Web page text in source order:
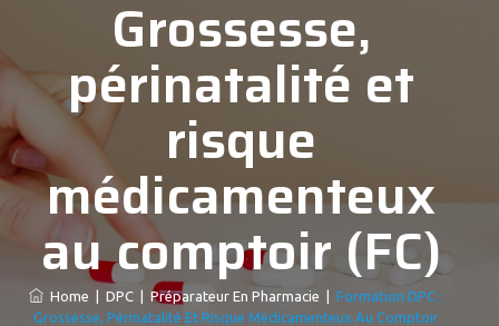
Grossesse,
périnatalité et
risque
médicamenteux
au comptoir (FC)
Home DPC Préparateur En Pharmacie
Formation DPC :
Grossesse, Périnatalité Et Risque Médicamenteux Au Comptoir